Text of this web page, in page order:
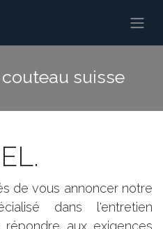
suisse
de vous annoncer notre
dans l'entretien
aux exigences